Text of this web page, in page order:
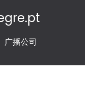
广播公司